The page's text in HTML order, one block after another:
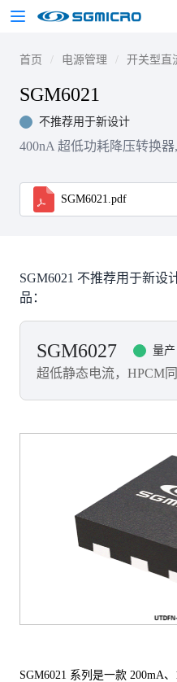
首页 电源管理 开关型直
SGM6021
不推荐用于新设计
400nA 超低功耗降压转换
SGM6021.pdf
SGM6021 不推荐用于新设
品：
SGM6027 量产
超低静态电流，HPCM
SGM6021 系列是一款 200mA